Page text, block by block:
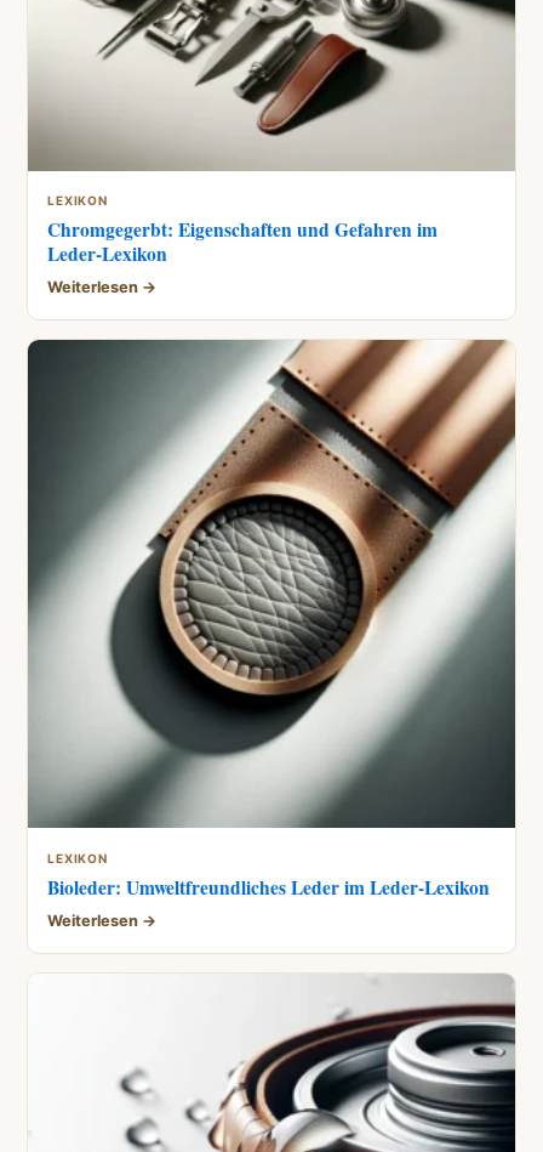
LEXIKON
Chromgegerbt: Eigenschaften und Gefahren im
Leder-Lexikon
Weiterlesen →
LEXIKON
Bioleder: Umweltfreundliches Leder im Leder-Lexikon
Weiterlesen →